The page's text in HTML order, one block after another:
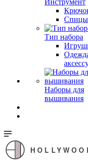
Инструмент
Спицы
Тип набора
Наборы для
вышивания